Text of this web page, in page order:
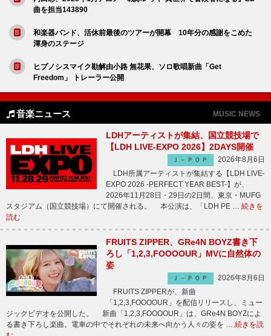
曲を担当143890
和楽器バンド、活休前最後のツアーが開幕 10年分の感謝をこめた
渾身のステージ
ヒプノシスマイク勘解由小路 無花果、ソロ歌唱新曲「Get
Freedom」 トレーラー公開
音楽ニュース MUSIC NEWS
LDHアーティストが集結、国立競技場で
【LDH LIVE-EXPO 2026】2DAYS開催
Ｊ－ＰＯＰ
2026年8月6日
LDH所属アーティストが集結する【LDH LIVE-
EXPO 2026 -PERFECT YEAR BEST-】が、
2026年11月28日・29日の2日間、東京・MUFG
スタジアム（国立競技場）にて開催される。 本公演は、「LDH PE … 続きを
読む
FRUITS ZIPPER、GRe4N BOYZ書き下
ろし「1,2,3,FOOOOUR」MVに自然体の
姿
Ｊ－ＰＯＰ
2026年8月6日
FRUITS ZIPPERが、新曲
「1,2,3,FOOOOUR」を配信リリースし、ミュー
ジックビデオを公開した。 新曲「1,2,3,FOOOOUR」は、GRe4N BOYZによ
る書き下ろし楽曲。電車の中でそれぞれの未来へ向かう人々の姿を … 続きを読